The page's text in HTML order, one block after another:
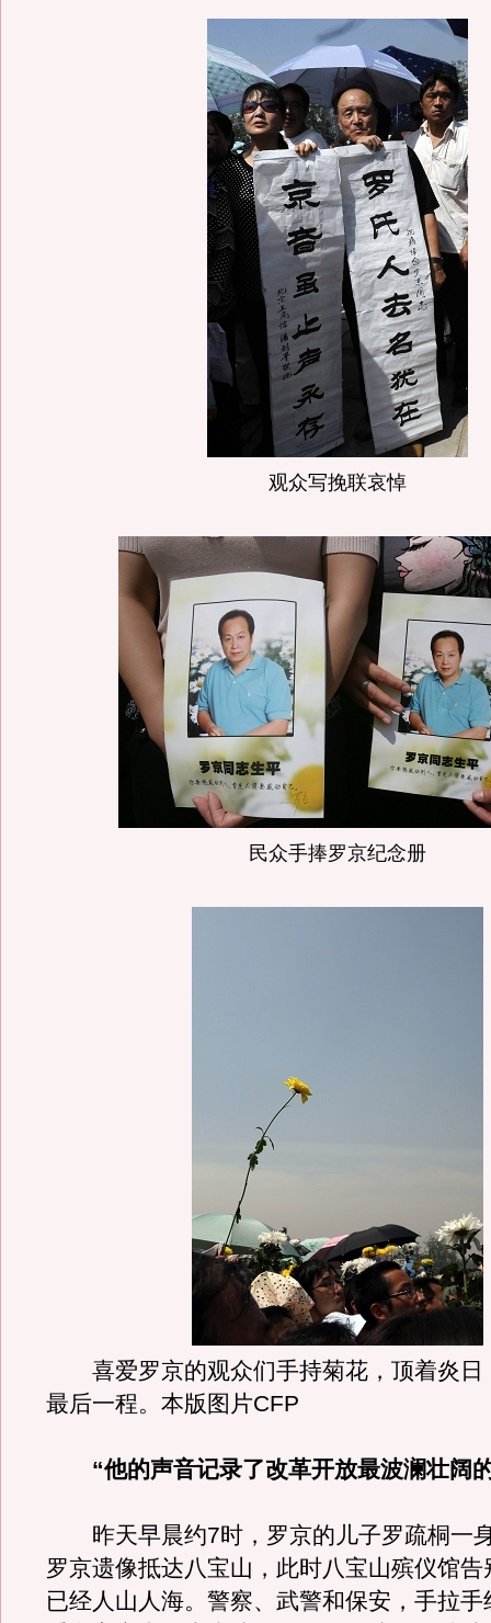
观众写挽联哀悼
民众手捧罗京纪念册
喜爱罗京的观众们手持菊花，顶着炎日
最后一程。本版图片CFP
“他的声音记录了改革开放最波澜壮阔
昨天早晨约7时，罗京的儿子罗疏桐一
罗京遗像抵达八宝山，此时八宝山殡仪馆告
已经人山人海。警察、武警和保安，手拉